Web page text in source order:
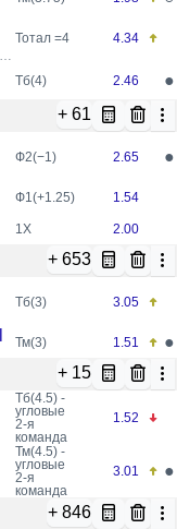
Тотал =4 4.34
Тб(4) 2.46
●
+ 61
Ф2(−1) 2.65 ●
Ф1(+1.25) 1.54
1X 2.00
+ 653
Тб(3) 3.05
Тм(3) 1.51
●
+ 15
Тб(4.5) -
угловые
2-я
команда
1.52
Тм(4.5) -
угловые
2-я
команда
3.01 ●
+ 846